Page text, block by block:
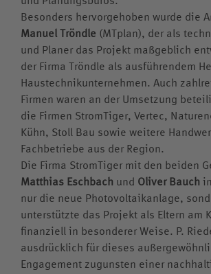
Besonders hervorgehoben wurde die
Manuel Tröndle (MTplan), der als
und Planer das Projekt maßgeblich
der Firma Tröndle als ausführendem
Haustechnikunternehmen. Auch
Firmen waren an der Umsetzung
die Firmen StromTiger, Vertec,
Kühn, Stoll Bau sowie weitere
Fachbetriebe aus der Region.
Die Firma StromTiger mit den beiden
Matthias Eschbach und Oliver Bauch
nur die neue Photovoltaikanlage,
unterstützte das Projekt als Eltern am
finanziell in besonderer Weise. P.
ausdrücklich für dieses
Engagement zugunsten einer